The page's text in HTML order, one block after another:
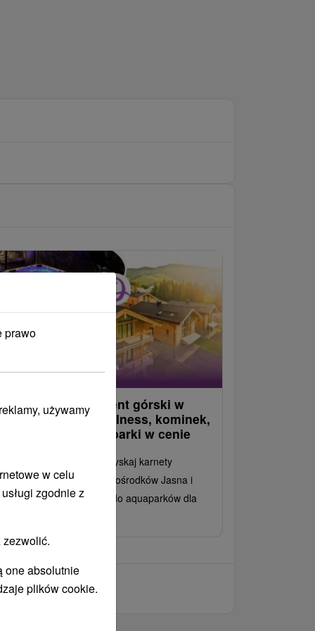
apartament górski w
Prywatne wellness, kominek,
linowe i aquaparki w cenie
się swoim pobytem i zyskaj karnety
kolejki linowe do ośrodków Jasna i
Tatry oraz wejścia do aquaparków dla
prawo
używamy
w celu
zgodnie z
one absolutnie
plików cookie.